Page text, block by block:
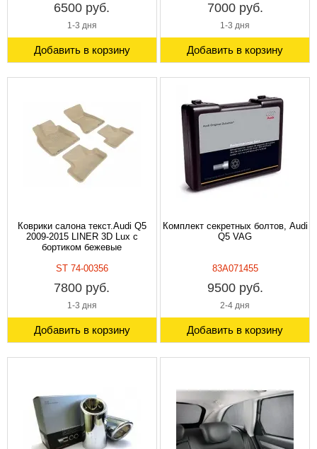
6500 руб.
1-3 дня
Добавить в корзину
7000 руб.
1-3 дня
Добавить в корзину
Коврики салона текст.Audi Q5
2009-2015 LINER 3D Lux с
бортиком бежевые
ST 74-00356
7800 руб.
1-3 дня
Добавить в корзину
Комплект секретных болтов, Audi
Q5 VAG
83A071455
9500 руб.
2-4 дня
Добавить в корзину